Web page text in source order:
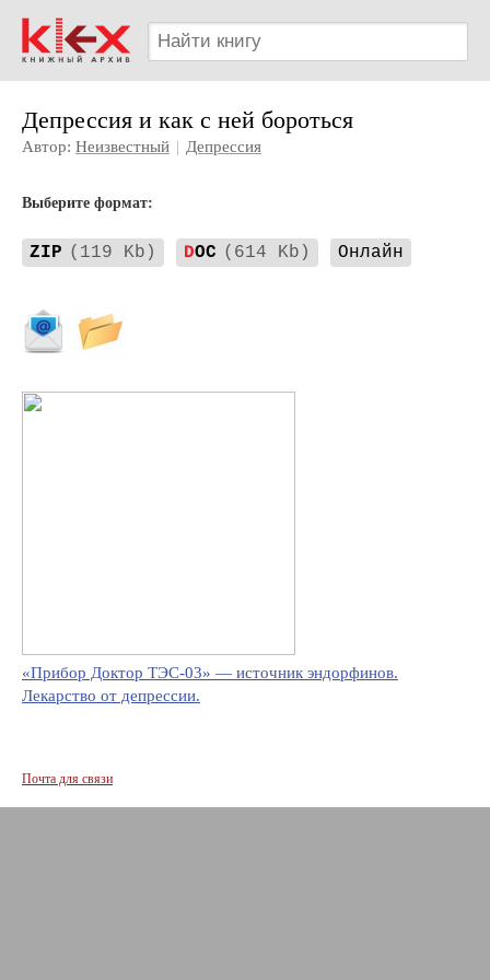
Депрессия и как с ней бороться
Автор: Неизвестный | Депрессия
Выберите формат:
ZIP (119 Kb) DOC (614 Kb) Онлайн
«Прибор Доктор ТЭС-03» — источник эндорфинов.
Лекарство от депрессии.
Почта для связи